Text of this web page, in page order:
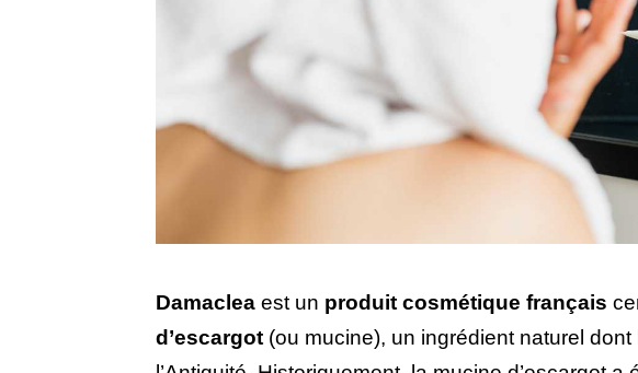
Damaclea est un produit cosmétique français
d’escargot (ou mucine), un ingrédient naturel